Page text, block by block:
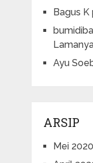
Bagus K
Ayu
ARSIP
Mei 2020